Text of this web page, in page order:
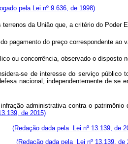
pela Lei nº 9.636, de 1998)
terrenos da União que, a critério do
do pagamento do preço correspondente
concorrência, observado o disposto
se de interesse do serviço público
nacional, independentemente de
infração administrativa contra o
de 2015)
(Redação dada pela Lei nº 13.139, de
(Redação dada pela Lei nº 13.139, de